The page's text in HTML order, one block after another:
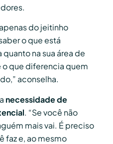
do jeitinho
o que está
na sua área de
o que diferencia quem
aconselha.
necessidade de
. “Se você não
mais vai. É preciso
faz e, ao mesmo